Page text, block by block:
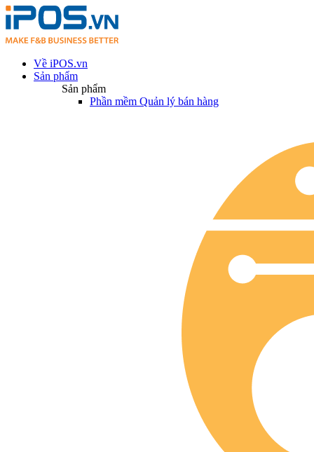
Về iPOS.vn
Sản phẩm
Sản phẩm
Phần mềm Quản lý bán hàng